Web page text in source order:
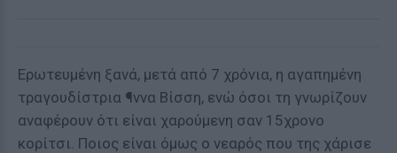
Ερωτευμένη ξανά, μετά από 7 χρόνια, η αγαπημένη
τραγουδίστρια ¶ννα Βίσση, ενώ όσοι τη γνωρίζουν
αναφέρουν ότι είναι χαρούμενη σαν 15χρονο
κορίτσι. Ποιος είναι όμως ο νεαρός που της χάρισε